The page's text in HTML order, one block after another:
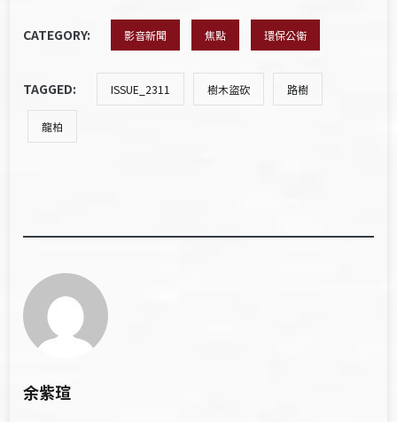
CATEGORY: 影音新聞 焦點 環保公衛
TAGGED: ISSUE_2311 樹木盜砍 路樹
龍柏
余紫瑄